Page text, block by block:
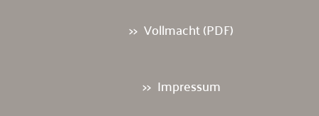
Vollmacht (PDF)
Impressum